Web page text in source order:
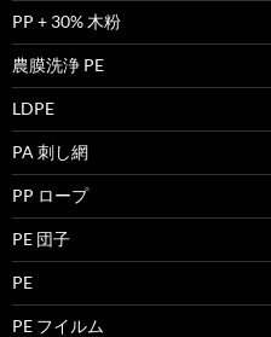
PP + 30% 木粉
農膜洗浄 PE
LDPE
PA 刺し網
PP ロープ
PE 団子
PE
PE フイルム